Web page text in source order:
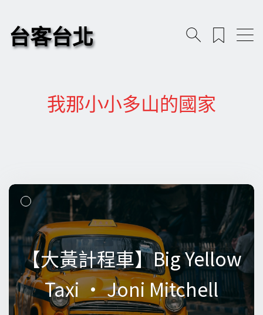
台客台北
我那小小多山的國家
【大黃計程車】Big Yellow
Taxi • Joni Mitchell
【大黃計程車】Big Yellow
Taxi • Joni Mitchell